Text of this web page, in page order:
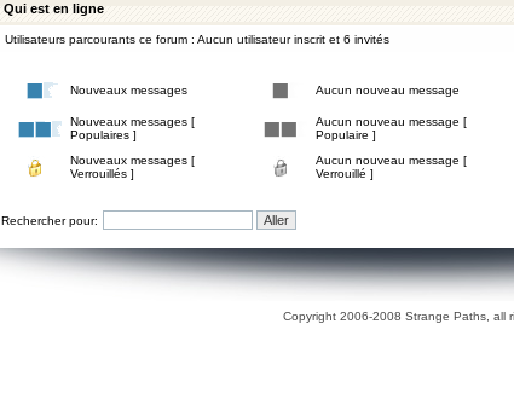
Qui est en ligne
Utilisateurs parcourants ce forum : Aucun utilisateur inscrit et 6 invités
Nouveaux messages Aucun nouveau message
Nouveaux messages [
Populaires ]
Aucun nouveau message [
Populaire ]
Nouveaux messages [
Verrouillés ]
Aucun nouveau message [
Verrouillé ]
Rechercher pour:
Copyright 2006-2008 Strange Paths, all